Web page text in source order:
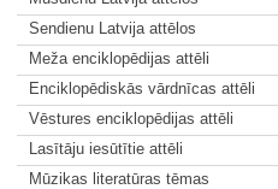
Sendienu Latvija attēlos
Meža enciklopēdijas attēli
Enciklopēdiskās vārdnīcas attēli
Vēstures enciklopēdijas attēli
Lasītāju iesūtītie attēli
Mūzikas literatūras tēmas